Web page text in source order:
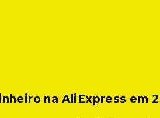
na AliExpress em